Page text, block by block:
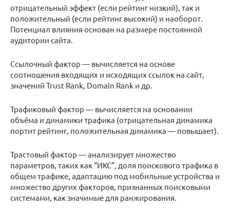
отрицательный эффект (если рейтинг низкий), так и
положительный (если рейтинг высокий) и наоборот.
Потенциал влияния основан на размере постоянной
аудитории сайта.
Ссылочный фактор — вычисляется на основе
соотношения входящих и исходящих ссылок на сайт,
значений Trust Rank, Domain Rank и др.
Трафиковый фактор — вычисляется на основании
объёма и динамики трафика (отрицательная динамика
портит рейтинг, положительная динамика — повышает).
Трастовый фактор — анализирует множество
параметров, таких как “ИКС”, доля поискового трафика в
общем трафике, адаптацию под мобильные устройства и
множество других факторов, признанных поисковыми
системами, как значимые для ранжирования.